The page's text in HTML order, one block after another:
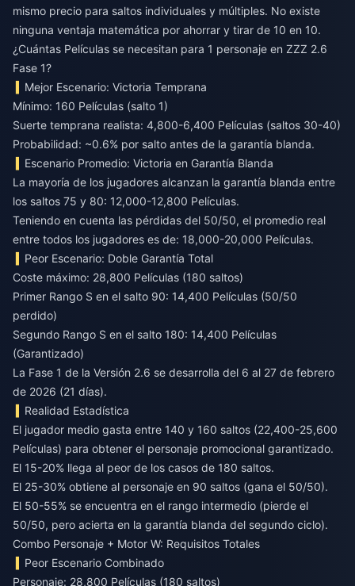
mismo precio para saltos individuales y múltiples. No existe
ninguna ventaja matemática por ahorrar y tirar de 10 en 10.
¿Cuántas Películas se necesitan para 1 personaje en ZZZ 2.6
Fase 1?
Mejor Escenario: Victoria Temprana
Mínimo: 160 Películas (salto 1)
Suerte temprana realista: 4,800-6,400 Películas (saltos 30-40)
Probabilidad: ~0.6% por salto antes de la garantía blanda.
Escenario Promedio: Victoria en Garantía Blanda
La mayoría de los jugadores alcanzan la garantía blanda entre
los saltos 75 y 80: 12,000-12,800 Películas.
Teniendo en cuenta las pérdidas del 50/50, el promedio real
entre todos los jugadores es de: 18,000-20,000 Películas.
Peor Escenario: Doble Garantía Total
Coste máximo: 28,800 Películas (180 saltos)
Primer Rango S en el salto 90: 14,400 Películas (50/50
perdido)
Segundo Rango S en el salto 180: 14,400 Películas
(Garantizado)
La Fase 1 de la Versión 2.6 se desarrolla del 6 al 27 de febrero
de 2026 (21 días).
Realidad Estadística
El jugador medio gasta entre 140 y 160 saltos (22,400-25,600
Películas) para obtener el personaje promocional garantizado.
El 15-20% llega al peor de los casos de 180 saltos.
El 25-30% obtiene al personaje en 90 saltos (gana el 50/50).
El 50-55% se encuentra en el rango intermedio (pierde el
50/50, pero acierta en la garantía blanda del segundo ciclo).
Combo Personaje + Motor W: Requisitos Totales
Peor Escenario Combinado
Personaje: 28,800 Películas (180 saltos)